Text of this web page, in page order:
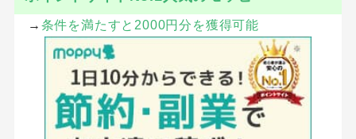
→ 条件を満たすと2000円分を獲得可能